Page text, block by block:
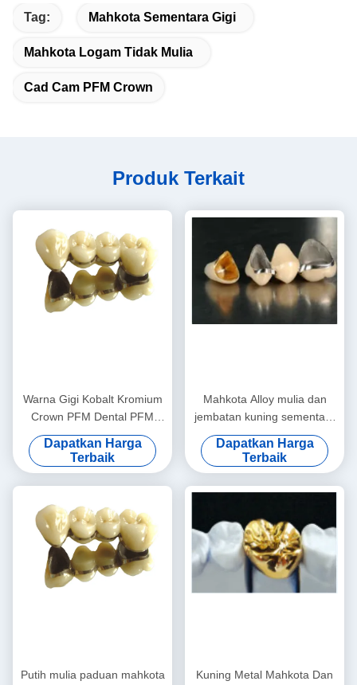
Tag: Mahkota Sementara Gigi
Mahkota Logam Tidak Mulia
Cad Cam PFM Crown
Produk Terkait
Warna Gigi Kobalt Kromium
Crown PFM Dental PFM
Tinggi
Dapatkan Harga
Terbaik
Mahkota Alloy mulia dan
jembatan kuning sementara
mahkota
Dapatkan Harga
Terbaik
Putih mulia paduan mahkota
Kuning Metal Mahkota Dan